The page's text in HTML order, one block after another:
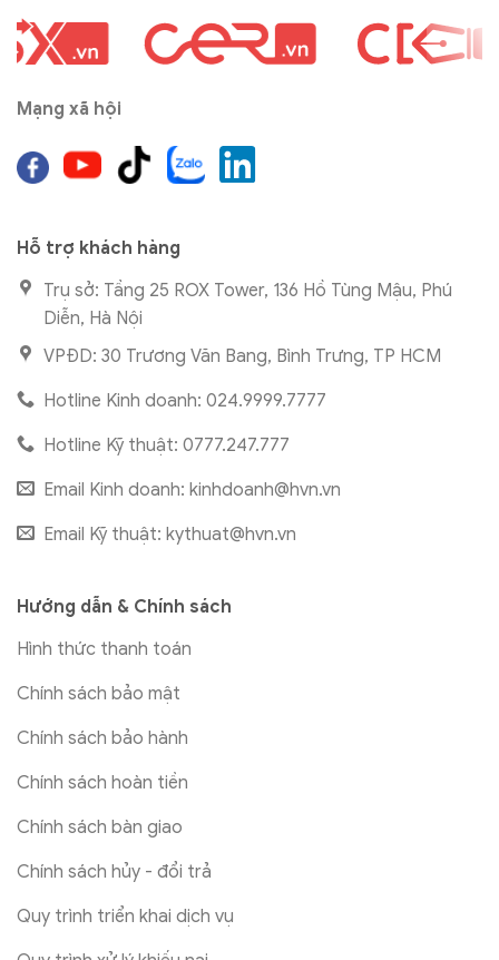
Mạng xã hội
Hỗ trợ khách hàng
Trụ sở: Tầng 25 ROX Tower, 136 Hồ Tùng Mậu, Phú
Diễn, Hà Nội
VPĐD: 30 Trương Văn Bang, Bình Trưng, TP HCM
Hotline Kinh doanh: 024.9999.7777
Hotline Kỹ thuật: 0777.247.777
Email Kinh doanh: kinhdoanh@hvn.vn
Email Kỹ thuật: kythuat@hvn.vn
Hướng dẫn & Chính sách
Hình thức thanh toán
Chính sách bảo mật
Chính sách bảo hành
Chính sách hoàn tiền
Chính sách bàn giao
Chính sách hủy - đổi trả
Quy trình triển khai dịch vụ